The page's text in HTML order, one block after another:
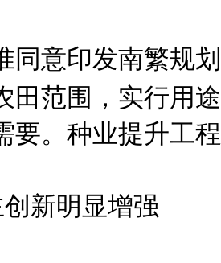
同意印发南繁规
田范围，实行用
要。种业提升工
创新明显增强